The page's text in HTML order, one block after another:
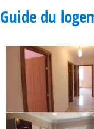
Guide du